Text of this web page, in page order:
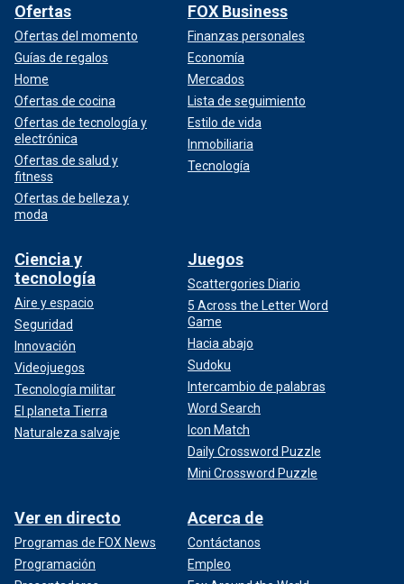
Ofertas
Ofertas del momento
Guías de regalos
Home
Ofertas de cocina
Ofertas de tecnología y
electrónica
Ofertas de salud y
fitness
Ofertas de belleza y
moda
FOX Business
Finanzas personales
Economía
Mercados
Lista de seguimiento
Estilo de vida
Inmobiliaria
Tecnología
Ciencia y
tecnología
Aire y espacio
Seguridad
Innovación
Videojuegos
Tecnología militar
El planeta Tierra
Naturaleza salvaje
Juegos
Scattergories Diario
5 Across the Letter Word
Game
Hacia abajo
Sudoku
Intercambio de palabras
Word Search
Icon Match
Daily Crossword Puzzle
Mini Crossword Puzzle
Ver en directo
Programas de FOX News
Programación
Acerca de
Contáctanos
Empleo